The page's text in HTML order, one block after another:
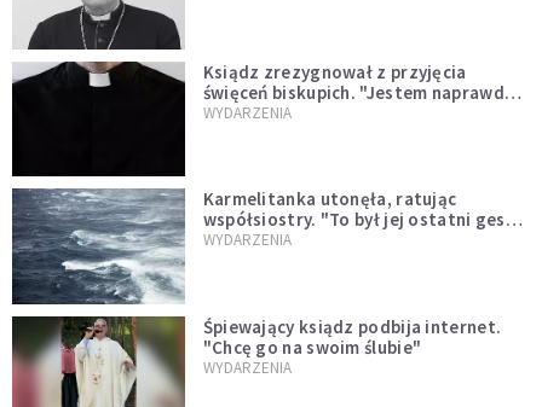
Ksiądz zrezygnował z przyjęcia
święceń biskupich. "Jestem naprawdę
niegodny"
WYDARZENIA
Karmelitanka utonęła, ratując
współsiostry. "To był jej ostatni gest
miłości"
WYDARZENIA
Śpiewający ksiądz podbija internet.
"Chcę go na swoim ślubie"
WYDARZENIA